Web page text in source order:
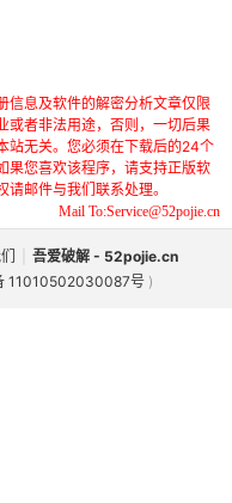
信息及软件的解密分析文章仅限
或者非法用途，否则，一切后果
站无关。您必须在下载后的24个
果您喜欢该程序，请支持正版软
邮件与我们联系处理。
Mail To:Service@52pojie.cn
吾爱破解 - 52pojie.cn
11010502030087号 )